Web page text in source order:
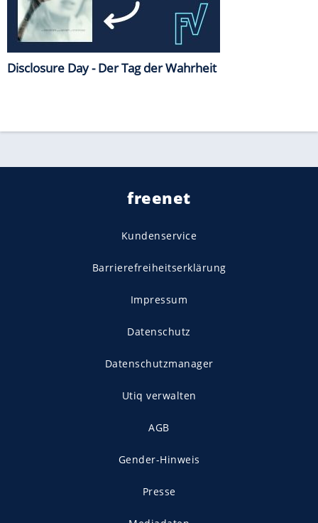
Disclosure Day - Der Tag der Wahrheit
freenet
Kundenservice
Barrierefreiheitserklärung
Impressum
Datenschutz
Datenschutzmanager
Utiq verwalten
AGB
Gender-Hinweis
Presse